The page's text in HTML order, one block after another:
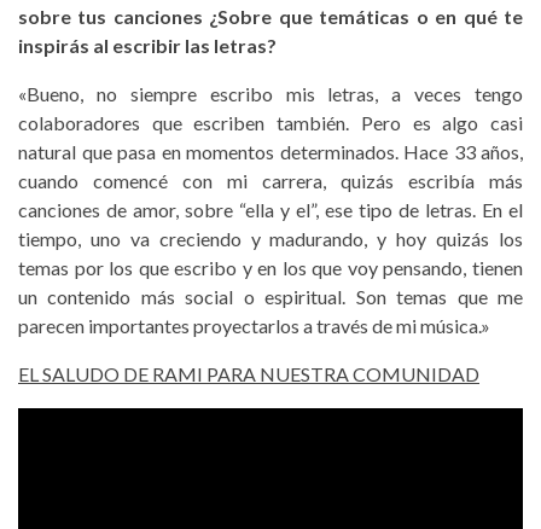
sobre tus canciones ¿Sobre que temáticas o en qué te
inspirás al escribir las letras?
«Bueno, no siempre escribo mis letras, a veces tengo
colaboradores que escriben también. Pero es algo casi
natural que pasa en momentos determinados. Hace 33 años,
cuando comencé con mi carrera, quizás escribía más
canciones de amor, sobre “ella y el”, ese tipo de letras. En el
tiempo, uno va creciendo y madurando, y hoy quizás los
temas por los que escribo y en los que voy pensando, tienen
un contenido más social o espiritual. Son temas que me
parecen importantes proyectarlos a través de mi música.»
EL SALUDO DE RAMI PARA NUESTRA COMUNIDAD